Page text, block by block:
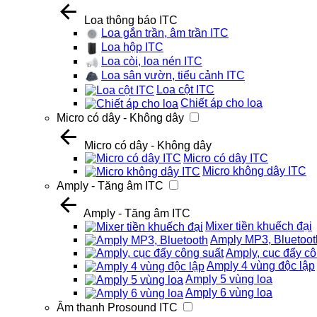
Loa thông báo ITC
Loa gắn trần, âm trần ITC
Loa hộp ITC
Loa còi, loa nén ITC
Loa sân vườn, tiểu cảnh ITC
Loa cột ITC
Chiết áp cho loa
Micro có dây - Không dây
Micro có dây - Không dây
Micro có dây ITC
Micro không dây ITC
Amply - Tăng âm ITC
Amply - Tăng âm ITC
Mixer tiền khuếch đại
Amply MP3,
Amply, cục đẩy
Amply 4 vùng độc lập
Amply 5 vùng loa
Amply 6 vùng loa
Âm thanh Prosound ITC